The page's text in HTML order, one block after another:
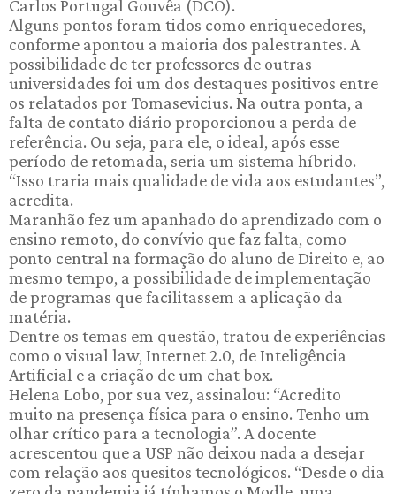
Carlos Portugal Gouvêa (DCO).
Alguns pontos foram tidos como enriquecedores,
conforme apontou a maioria dos palestrantes. A
possibilidade de ter professores de outras
universidades foi um dos destaques positivos entre
os relatados por Tomasevicius. Na outra ponta, a
falta de contato diário proporcionou a perda de
referência. Ou seja, para ele, o ideal, após esse
período de retomada, seria um sistema híbrido.
“Isso traria mais qualidade de vida aos estudantes”,
acredita.
Maranhão fez um apanhado do aprendizado com o
ensino remoto, do convívio que faz falta, como
ponto central na formação do aluno de Direito e, ao
mesmo tempo, a possibilidade de implementação
de programas que facilitassem a aplicação da
matéria.
Dentre os temas em questão, tratou de experiências
como o visual law, Internet 2.0, de Inteligência
Artificial e a criação de um chat box.
Helena Lobo, por sua vez, assinalou: “Acredito
muito na presença física para o ensino. Tenho um
olhar crítico para a tecnologia”. A docente
acrescentou que a USP não deixou nada a desejar
com relação aos quesitos tecnológicos. “Desde o dia